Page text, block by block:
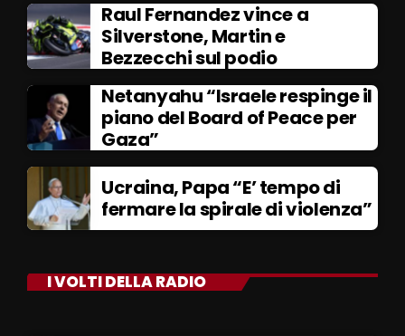
Raul Fernandez vince a
Silverstone, Martin e
Bezzecchi sul podio
Netanyahu “Israele respinge il
piano del Board of Peace per
Gaza”
Ucraina, Papa “E’ tempo di
fermare la spirale di violenza”
I VOLTI DELLA RADIO